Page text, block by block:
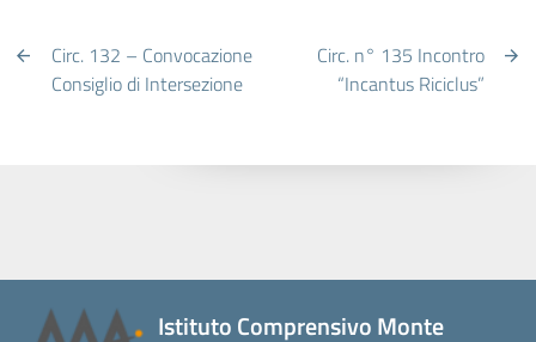
Circ. 132 – Convocazione
Consiglio di Intersezione
Circ. n° 135 Incontro
“Incantus Riciclus”
Istituto Comprensivo Monte